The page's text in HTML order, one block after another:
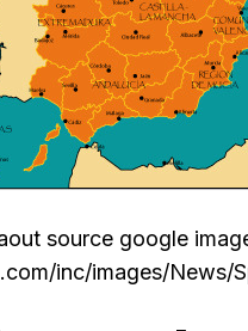
source google
inc/images/News/